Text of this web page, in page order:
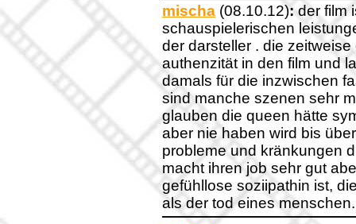
mischa (08.10.12):der film
schauspielerischen
der darsteller . die
authenzität in den film und
damals für die inzwischen
sind manche szenen sehr
glauben die queen hätte
aber nie haben wird bis
probleme und kränkungen
macht ihren job sehr gut
gefühllose soziipathin ist,
als der tod eines menschen.